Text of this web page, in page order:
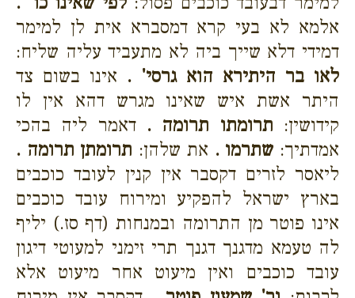
אלמא לא בעי קרא דמסברא אית לן למימר
דמידי דלא שייך ביה לא מתעביד עליה שליח:
לאו בר היתירא הוא גרסי' . אינו בשום צד
היתר אשת איש שאינו מגרש דהא אין לו
קידושין: תרומתו תרומה . דאמר ליה בהכי
אמדתיך: שתרמו . את שלהן: תרומתן תרומה .
ליאסר לזרים דקסבר אין קנין לעובד כוכבים
בארץ ישראל להפקיע ומירוח עובד כוכבים
אינו פוטר מן התרומה ובמנחות (דף סז.) יליף
לה טעמא מדגנך דגנך תרי זימני למעוטי דיגון
עובד כוכבים ואין מיעוט אחר מיעוט אלא